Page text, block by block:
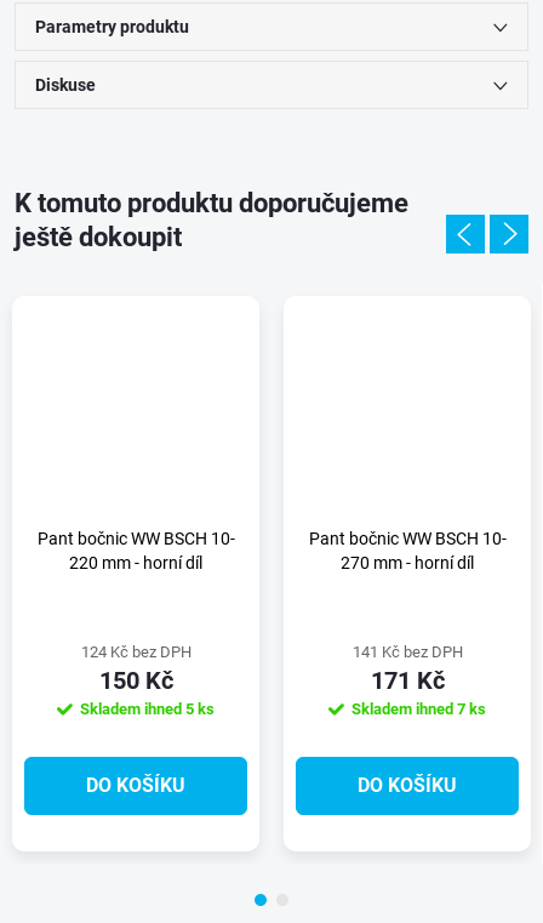
Parametry produktu
Diskuse
K tomuto produktu doporučujeme
ještě dokoupit
Pant bočnic WW BSCH 10-
220 mm - horní díl
124 Kč bez DPH
150 Kč
Skladem ihned 5 ks
DO KOŠÍKU
Pant bočnic WW BSCH 10-
270 mm - horní díl
141 Kč bez DPH
171 Kč
Skladem ihned 7 ks
DO KOŠÍKU